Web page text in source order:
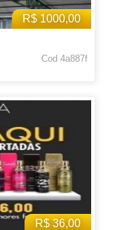
R$ 1000,00
Cod 4a887f
R$ 36,00